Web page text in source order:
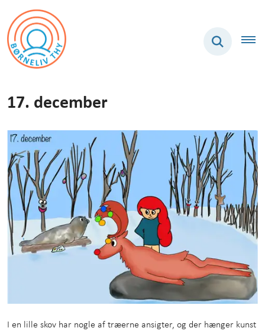
17. december
I en lille skov har nogle af træerne ansigter, og der hænger kunst